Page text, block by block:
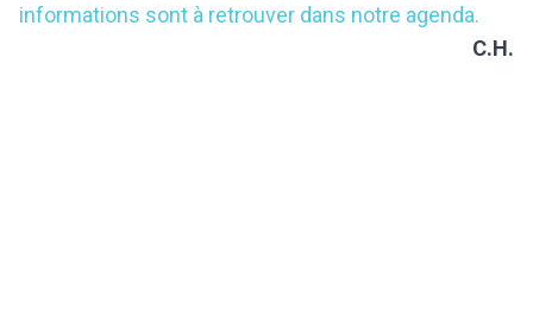
informations sont à retrouver dans notre agenda.
C.H.